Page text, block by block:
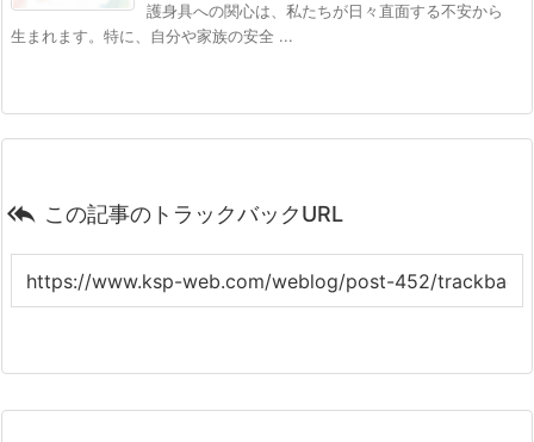
護身具への関心は、私たちが日々直面する不安から
生まれます。特に、自分や家族の安全 ...
 この記事のトラックバックURL